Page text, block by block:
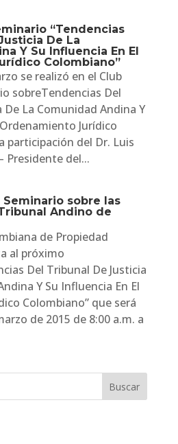
“Tendencias
De La
Y Su Influencia En El
Colombiano”
se realizó en el Club
sobreTendencias Del
De La Comunidad Andina Y
Jurídico
participación del Dr. Luis
Presidente del...
Seminario sobre las
Andino de
de Propiedad
al próximo
Del Tribunal De Justicia
Y Su Influencia En El
Colombiano” que será
de 2015 de 8:00 a.m. a